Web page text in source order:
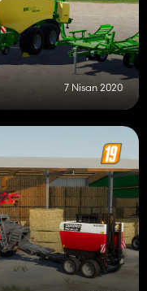
7 Nisan 2020